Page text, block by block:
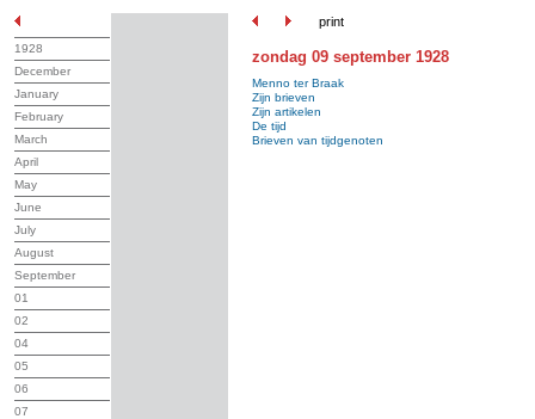
print
1928
December
January
February
March
April
May
June
July
August
September
01
02
04
05
06
07
zondag 09 september 1928
Menno ter Braak
Zijn brieven
Zijn artikelen
De tijd
Brieven van tijdgenoten